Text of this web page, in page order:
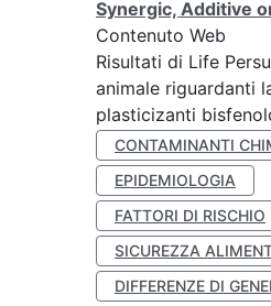
Synergic, Additive
Contenuto Web
Risultati di Life
animale riguardanti
plasticizanti
CONTAMINANTI
EPIDEMIOLOGIA
FATTORI DI RISCHIO
SICUREZZA
DIFFERENZE DI